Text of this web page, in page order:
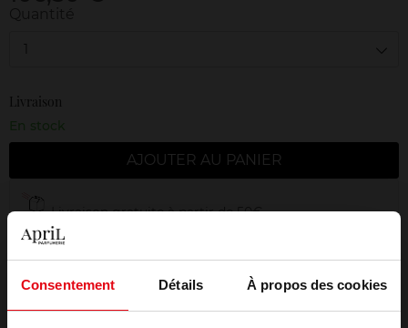
Consentement Détails À propos des cookies
1
Livraison
En stock
AJOUTER AU PANIER
Livraison gratuite à partir de 50€
Retour gratuit dans votre magasin
Emballage cadeau offert